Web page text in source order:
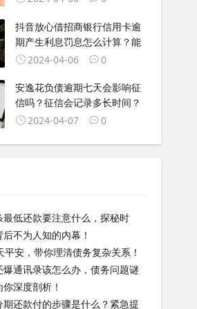
抖音放心借招商银行信用卡逾
期产生利息罚息怎么计算？能
2024-04-06
0
安逸花负债逾期七天会影响征
信吗？征信会记录多长时间？
2024-04-07
0
低还款要注意什么，探秘时
不为人知的内幕！
安，带你理清债务复杂关系！
通讯录该怎么办，债务问题谜
深度剖析！
还款付的步骤是什么？紧急提